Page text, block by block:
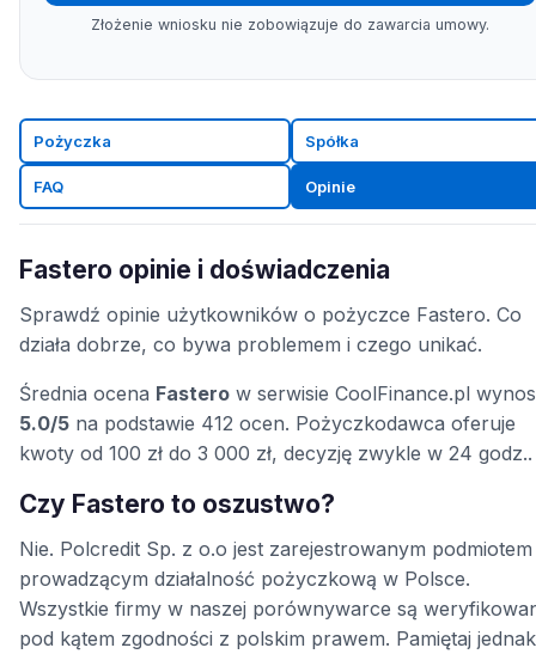
Złożenie wniosku nie zobowiązuje do zawarcia umowy.
Pożyczka Spółka
FAQ Opinie
Fastero opinie i doświadczenia
Sprawdź opinie użytkowników o pożyczce Fastero. Co
działa dobrze, co bywa problemem i czego unikać.
Średnia ocena Fastero w serwisie CoolFinance.pl
5.0/5 na podstawie 412 ocen. Pożyczkodawca oferuje
kwoty od 100 zł do 3 000 zł, decyzję zwykle w 24 godz..
Czy Fastero to oszustwo?
Nie. Polcredit Sp. z o.o jest zarejestrowanym podmiotem
prowadzącym działalność pożyczkową w Polsce.
Wszystkie firmy w naszej porównywarce są
pod kątem zgodności z polskim prawem. Pamiętaj